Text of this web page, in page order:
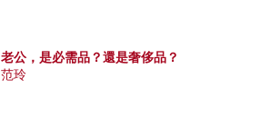
老公，是必需品？還是奢侈品？
范玲